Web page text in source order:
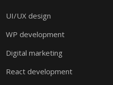
UI/UX design
WP development
Digital marketing
React development